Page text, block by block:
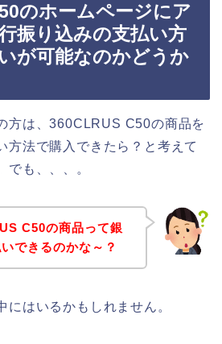
のホームページにア
振り込みの支払い方
が可能なのかどうか
方は、360CLRUS C50の商品を
方法で購入できたら？と考えて
でも、、、。
C50の商品って銀
できるのかな～？
にはいるかもしれません。